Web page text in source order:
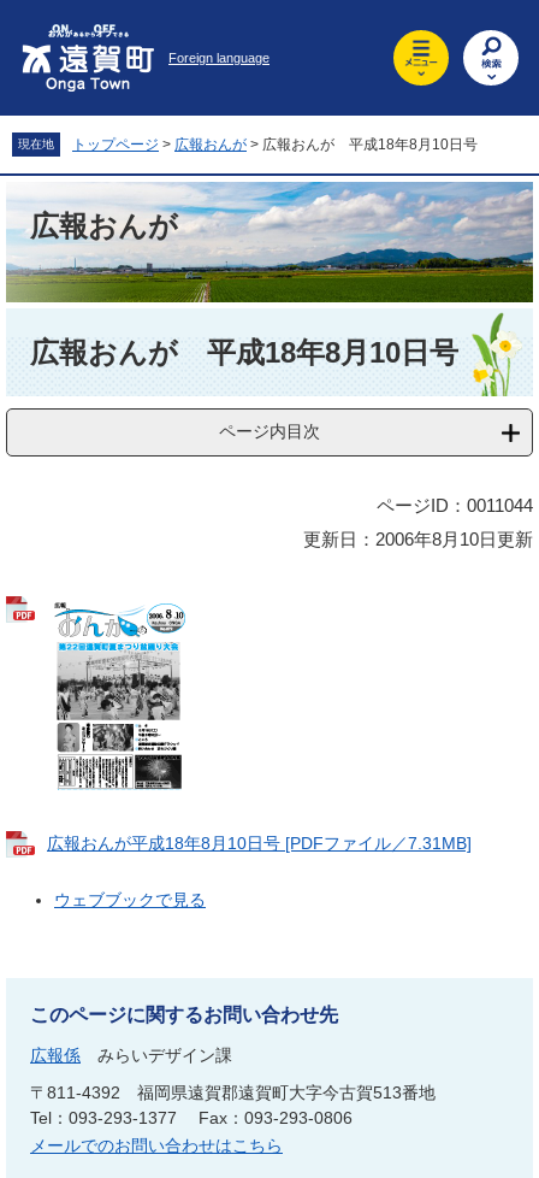
先
頭
を
飛
文
へ
Foreign language
現在地 トップページ > 広報おんが > 広報おんが 平成18年8月10日号
広報おんが
広報おんが 平成18年8月10日号
ページ内目次
ページID：0011044
更新日：2006年8月10日更新
広報おんが平成18年8月10日号 [PDFファイル／7.31MB]
ウェブブックで見る
このページに関するお問い合わせ先
広報係
みらいデザイン課
〒811-4392
福岡県遠賀郡遠賀町大字今古賀513番地
Tel：093-293-1377
Fax：093-293-0806
メールでのお問い合わせはこちら